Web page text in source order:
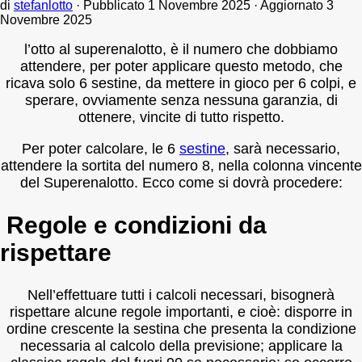
di stefanlotto · Pubblicato 1 Novembre 2025 · Aggiornato 3
Novembre 2025
l’otto al superenalotto, è il numero che dobbiamo
attendere, per poter applicare questo metodo, che
ricava solo 6 sestine, da mettere in gioco per 6 colpi, e
sperare, ovviamente senza nessuna garanzia, di
ottenere, vincite di tutto rispetto.
Per poter calcolare, le 6 sestine, sarà necessario,
attendere la sortita del numero 8, nella colonna vincente
del Superenalotto. Ecco come si dovrà procedere:
Regole e condizioni da
rispettare
Nell’effettuare tutti i calcoli necessari, bisognerà
rispettare alcune regole importanti, e cioè: disporre in
ordine crescente la sestina che presenta la condizione
necessaria al calcolo della previsione; applicare la